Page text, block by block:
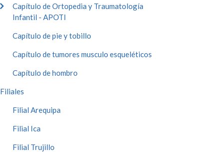
Capítulo de Ortopedia y Traumatología
Infantil - APOTI
Capítulo de pie y tobillo
Capítulo de tumores musculo esqueléticos
Capítulo de hombro
Filiales
Filial Arequipa
Filial Ica
Filial Trujillo